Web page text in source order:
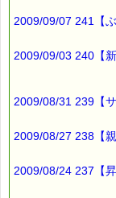
▼レスキューレメ
■ｅパスタイム通
前回のメルマガで
2009/09/07 241【
2009/09/03 240【
2009/08/31 239【
2009/08/27 238【
2009/08/24 237【